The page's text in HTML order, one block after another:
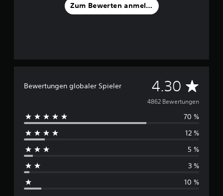
Zum Bewerten anmelden
Bewertungen globaler Spieler 4.30 D
u
r
c
s
4862 Bewertungen
70 %
12 %
5 %
3 %
10 %